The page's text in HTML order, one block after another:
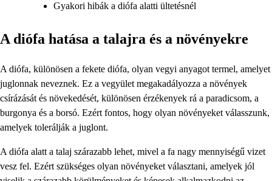
Gyakori hibák a diófa alatti ültetésnél
A diófa hatása a talajra és a növényekre
A diófa, különösen a fekete diófa, olyan vegyi anyagot termel, amelyet
juglonnak neveznek. Ez a vegyület megakadályozza a növények
csírázását és növekedését, különösen érzékenyek rá a paradicsom, a
burgonya és a borsó. Ezért fontos, hogy olyan növényeket válasszunk,
amelyek tolerálják a juglont.
A diófa alatt a talaj szárazabb lehet, mivel a fa nagy mennyiségű vizet
vesz fel. Ezért szükséges olyan növényeket választani, amelyek jól